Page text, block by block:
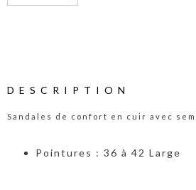
DESCRIPTION
Sandales de confort en cuir avec
Pointures : 36 à 42 Large